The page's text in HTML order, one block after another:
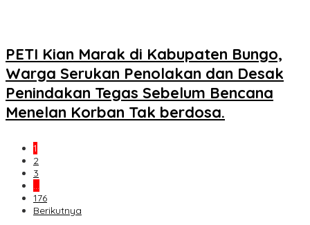
PETI Kian Marak di Kabupaten Bungo,
Warga Serukan Penolakan dan Desak
Penindakan Tegas Sebelum Bencana
Menelan Korban Tak berdosa.
1
2
3
…
176
Berikutnya